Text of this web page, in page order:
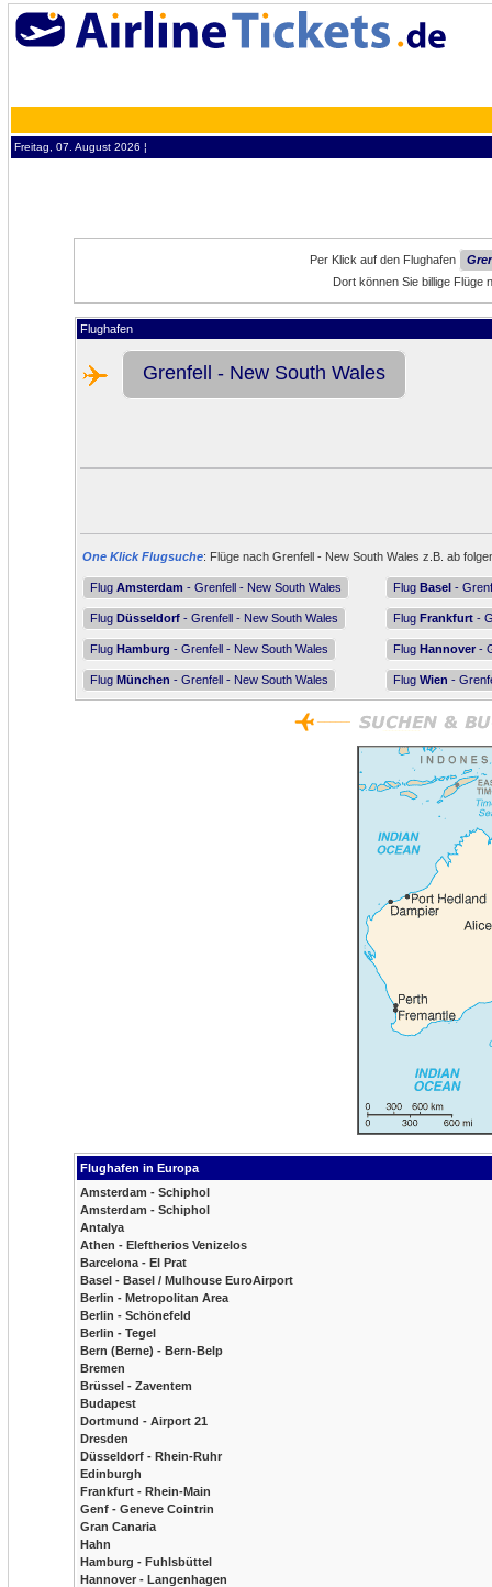
Freitag, 07. August 2026 ¦
Per Klick auf den Flughafen
Dort können Sie billige Flüge
Flughafen
Grenfell - New South Wales
One Klick Flugsuche: Flüge nach Grenfell - New South Wales z.B. ab
Flug Amsterdam - Grenfell - New South Wales Flug Basel -
Flug Düsseldorf - Grenfell - New South Wales Flug Frankfurt -
Flug Hamburg - Grenfell - New South Wales Flug Hannover -
Flug München - Grenfell - New South Wales Flug Wien -
Flughafen in Europa
Amsterdam - Schiphol
Amsterdam - Schiphol
Antalya
Athen - Eleftherios Venizelos
Barcelona - El Prat
Basel - Basel / Mulhouse EuroAirport
Berlin - Metropolitan Area
Berlin - Schönefeld
Berlin - Tegel
Bern (Berne) - Bern-Belp
Bremen
Brüssel - Zaventem
Budapest
Dortmund - Airport 21
Dresden
Düsseldorf - Rhein-Ruhr
Edinburgh
Frankfurt - Rhein-Main
Genf - Geneve Cointrin
Gran Canaria
Hahn
Hamburg - Fuhlsbüttel
Hannover - Langenhagen